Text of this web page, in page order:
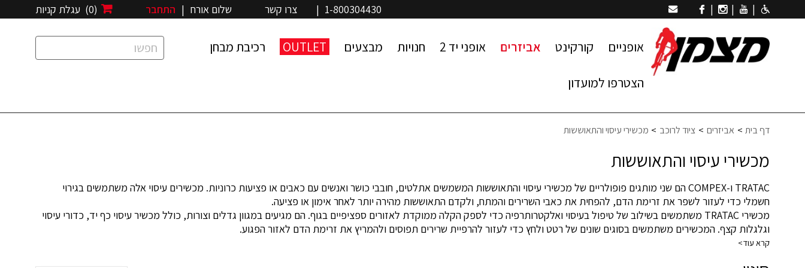
|
|
|
(0) עגלת קניות שלום אורח | התחבר 1-800304430
| צרו קשר
אופניים קורקינט אביזרים אופני יד 2 חנויות מבצעים OUTLET רכיבת מבחן
הצטרפו למועדון
דף בית אביזרים ציוד לרוכב מכשירי עיסוי והתאוששות
מכשירי עיסוי והתאוששות
TRATAC ו-COMPEX הם שני מותגים פופולריים של מכשירי עיסוי והתאוששות המשמשים אתלטים, חובבי כושר ואנשים עם כאבים או פציעות כרוניות. מכשירים עיסוי אלה משתמשים בגירוי
חשמלי כדי לעזור לשפר את זרימת הדם, להפחית את כאבי השרירים והמתח, ולקדם התאוששות מהירה יותר לאחר אימון או פציעה.
מכשירי TRATAC משתמשים בשילוב של טיפול בעיסוי ואלקטרותרפיה כדי לספק הקלה ממוקדת לאזורים ספציפיים בגוף. הם מגיעים במגוון גדלים וצורות, כולל מכשיר עיסוי כף יד, כדורי עיסוי
וגלגלות קצף. המכשירים משתמשים בסוגים שונים של רטט ולחץ כדי לעזור להרפיית שרירים תפוסים ולהמריץ את זרימת הדם לאזור הפגוע.
קרא עוד>